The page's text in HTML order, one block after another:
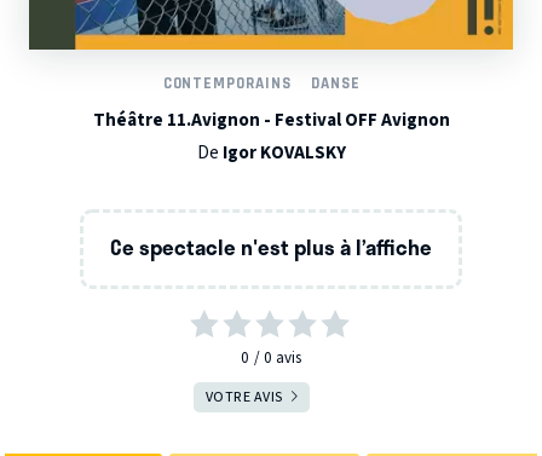
CONTEMPORAINS DANSE
Théâtre 11.Avignon - Festival OFF Avignon
De Igor KOVALSKY
Ce spectacle n'est plus à l’affiche
0 0 avis
VOTRE AVIS